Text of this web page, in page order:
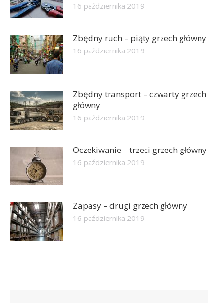
16 października 2019
Zbędny ruch – piąty grzech główny
16 października 2019
Zbędny transport – czwarty grzech
główny
16 października 2019
Oczekiwanie – trzeci grzech główny
16 października 2019
Zapasy – drugi grzech główny
16 października 2019